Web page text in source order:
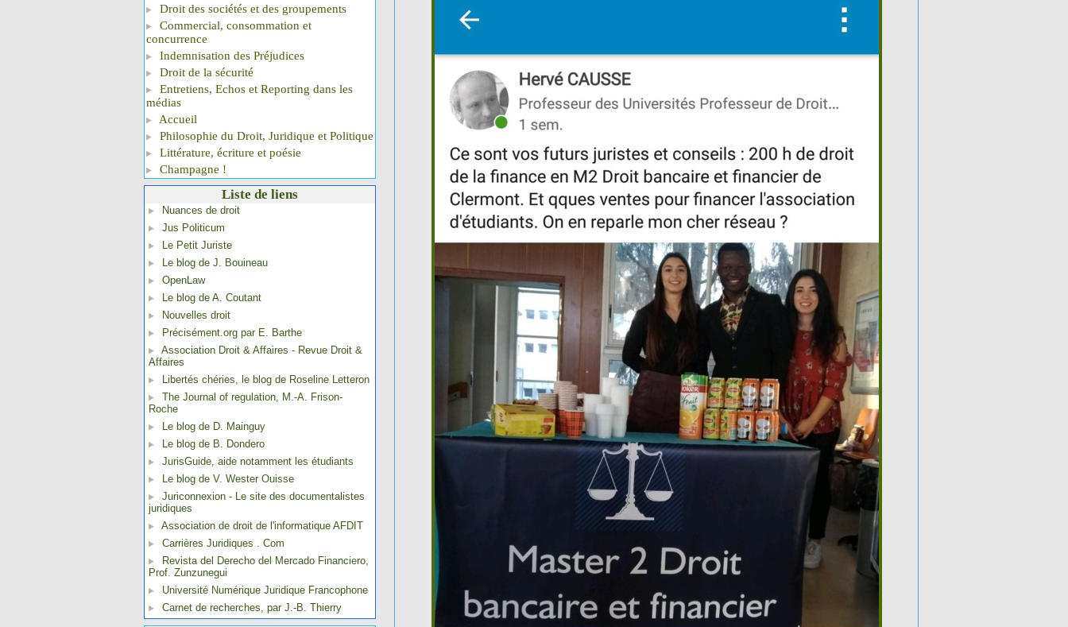
Droit des sociétés et des groupements
Commercial, consommation et
concurrence
Indemnisation des Préjudices
Droit de la sécurité
Entretiens, Echos et Reporting dans les
médias
Accueil
Philosophie du Droit, Juridique et Politique
Littérature, écriture et poésie
Champagne !
Liste de liens
Nuances de droit
Jus Politicum
Le Petit Juriste
Le blog de J. Bouineau
OpenLaw
Le blog de A. Coutant
Nouvelles droit
Précisément.org par E. Barthe
Association Droit & Affaires - Revue Droit &
Affaires
Libertés chéries, le blog de Roseline Letteron
The Journal of regulation, M.-A. Frison-
Roche
Le blog de D. Mainguy
Le blog de B. Dondero
JurisGuide, aide notamment les étudiants
Le blog de V. Wester Ouisse
Juriconnexion - Le site des documentalistes
juridiques
Association de droit de l'informatique AFDIT
Carrières Juridiques . Com
Revista del Derecho del Mercado Financiero,
Prof. Zunzunegui
Université Numérique Juridique Francophone
Carnet de recherches, par J.-B. Thierry